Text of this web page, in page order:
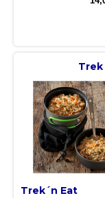
Trek´n Eat